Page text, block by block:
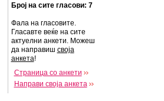
Број на сите гласови: 7
Фала на гласовите.
Гласавте веќе на сите
актуелни анкети. Можеш
да направиш своја
анкета!
Страница со анкети
Направи своја анкета